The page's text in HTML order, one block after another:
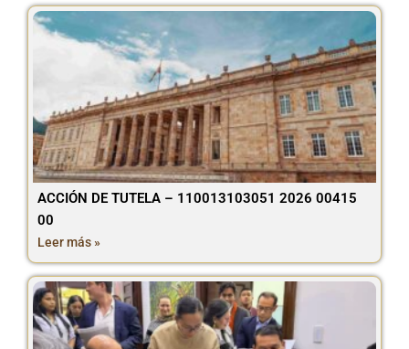
ACCIÓN DE TUTELA – 110013103051 2026 00415
00
Leer más »